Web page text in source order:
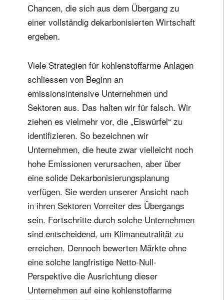
Chancen, die sich aus dem Übergang zu
einer vollständig dekarbonisierten Wirtschaft
ergeben.
Viele Strategien für kohlenstoffarme Anlagen
schliessen von Beginn an
emissionsintensive Unternehmen und
Sektoren aus. Das halten wir für falsch. Wir
ziehen es vielmehr vor, die „Eiswürfel“ zu
identifizieren. So bezeichnen wir
Unternehmen, die heute zwar vielleicht noch
hohe Emissionen verursachen, aber über
eine solide Dekarbonisierungsplanung
verfügen. Sie werden unserer Ansicht nach
in ihren Sektoren Vorreiter des Übergangs
sein. Fortschritte durch solche Unternehmen
sind entscheidend, um Klimaneutralität zu
erreichen. Dennoch bewerten Märkte ohne
eine solche langfristige Netto-Null-
Perspektive die Ausrichtung dieser
Unternehmen auf eine kohlenstoffarme